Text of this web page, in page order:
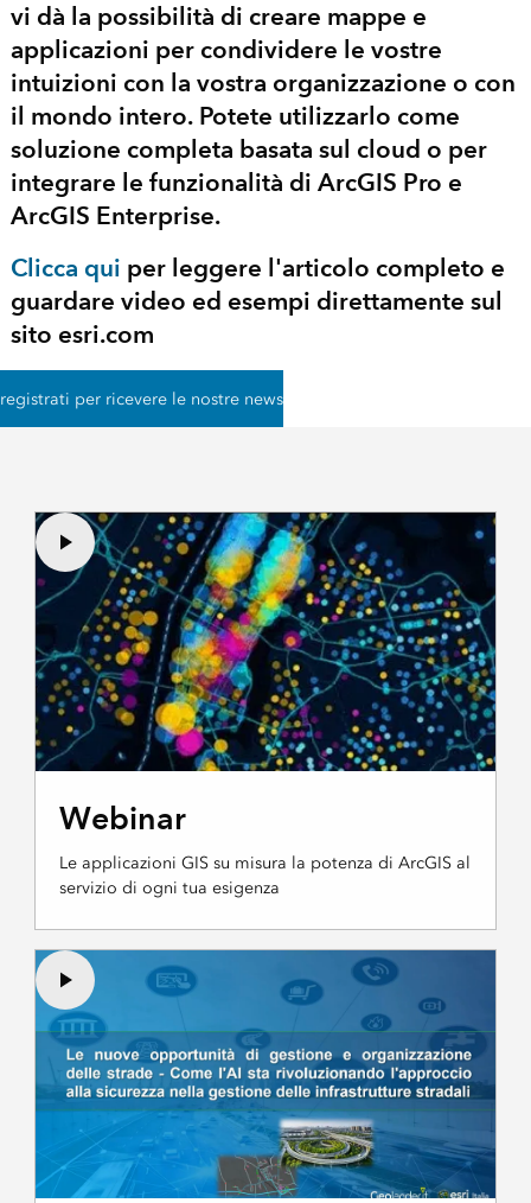
vi dà la possibilità di creare mappe e
applicazioni per condividere le vostre
intuizioni con la vostra organizzazione o con
il mondo intero. Potete utilizzarlo come
soluzione completa basata sul cloud o per
integrare le funzionalità di ArcGIS Pro e
ArcGIS Enterprise.
Clicca qui per leggere l'articolo completo e
guardare video ed esempi direttamente sul
sito esri.com
registrati per ricevere le nostre news
Webinar
Le applicazioni GIS su misura la potenza di ArcGIS al
servizio di ogni tua esigenza